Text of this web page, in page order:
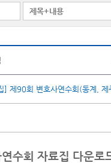
] 제90회 변호사연수회(동계, 제
수회 자료집 다운로